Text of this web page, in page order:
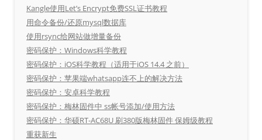
Kangle使用Let’s Encrypt免费SSL证书教程
用命令备份/还原mysql数据库
使用rsync给网站做增量备份
密码保护：Windows科学教程
密码保护：iOS科学教程（适用于iOS 14.4 之前）
密码保护：苹果端whatsapp连不上的解决方法
密码保护：安卓科学教程
密码保护：梅林固件中 ss帐号添加/使用方法
密码保护：华硕RT-AC68U 刷380版梅林固件 保姆级教程
重获新生